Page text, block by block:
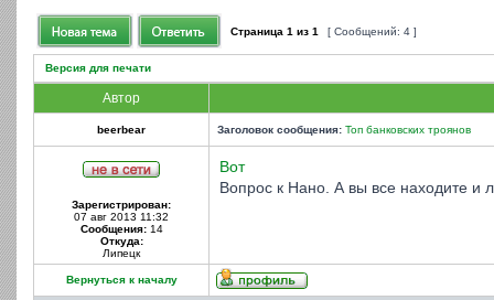
Страница 1 из 1 [ Сообщений: 4 ]
Версия для печати
Автор
beerbear Заголовок сообщения: Топ банковских троянов
Зарегистрирован:
07 авг 2013 11:32
Сообщения:14
Откуда:
Липецк
Вот
Вопрос к Нано. А вы все находите и
Вернуться к началу